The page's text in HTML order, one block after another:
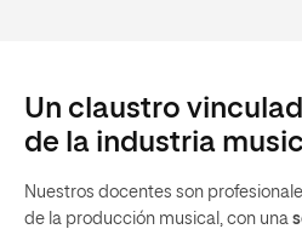
Un claustro
de la industria
Nuestros docentes son
de la producción musical, con una